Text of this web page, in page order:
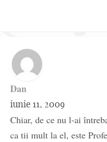
Dan
iunie 11, 2009
Chiar, de ce nu l-ai
ca tii mult la el, este